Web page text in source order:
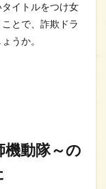
イトルをつけ女
とで、詐欺ドラ
うか。
動隊～の